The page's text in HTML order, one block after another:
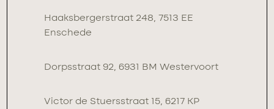
Haaksbergerstraat 248, 7513 EE
Enschede
Dorpsstraat 92, 6931 BM Westervoort
Victor de Stuersstraat 15, 6217 KP